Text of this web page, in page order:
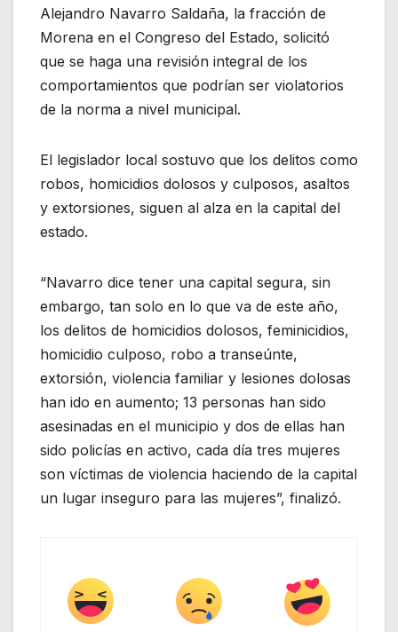
Alejandro Navarro Saldaña, la fracción de
Morena en el Congreso del Estado, solicitó
que se haga una revisión integral de los
comportamientos que podrían ser violatorios
de la norma a nivel municipal.
El legislador local sostuvo que los delitos como
robos, homicidios dolosos y culposos, asaltos
y extorsiones, siguen al alza en la capital del
estado.
“Navarro dice tener una capital segura, sin
embargo, tan solo en lo que va de este año,
los delitos de homicidios dolosos, feminicidios,
homicidio culposo, robo a transeúnte,
extorsión, violencia familiar y lesiones dolosas
han ido en aumento; 13 personas han sido
asesinadas en el municipio y dos de ellas han
sido policías en activo, cada día tres mujeres
son víctimas de violencia haciendo de la capital
un lugar inseguro para las mujeres”, finalizó.